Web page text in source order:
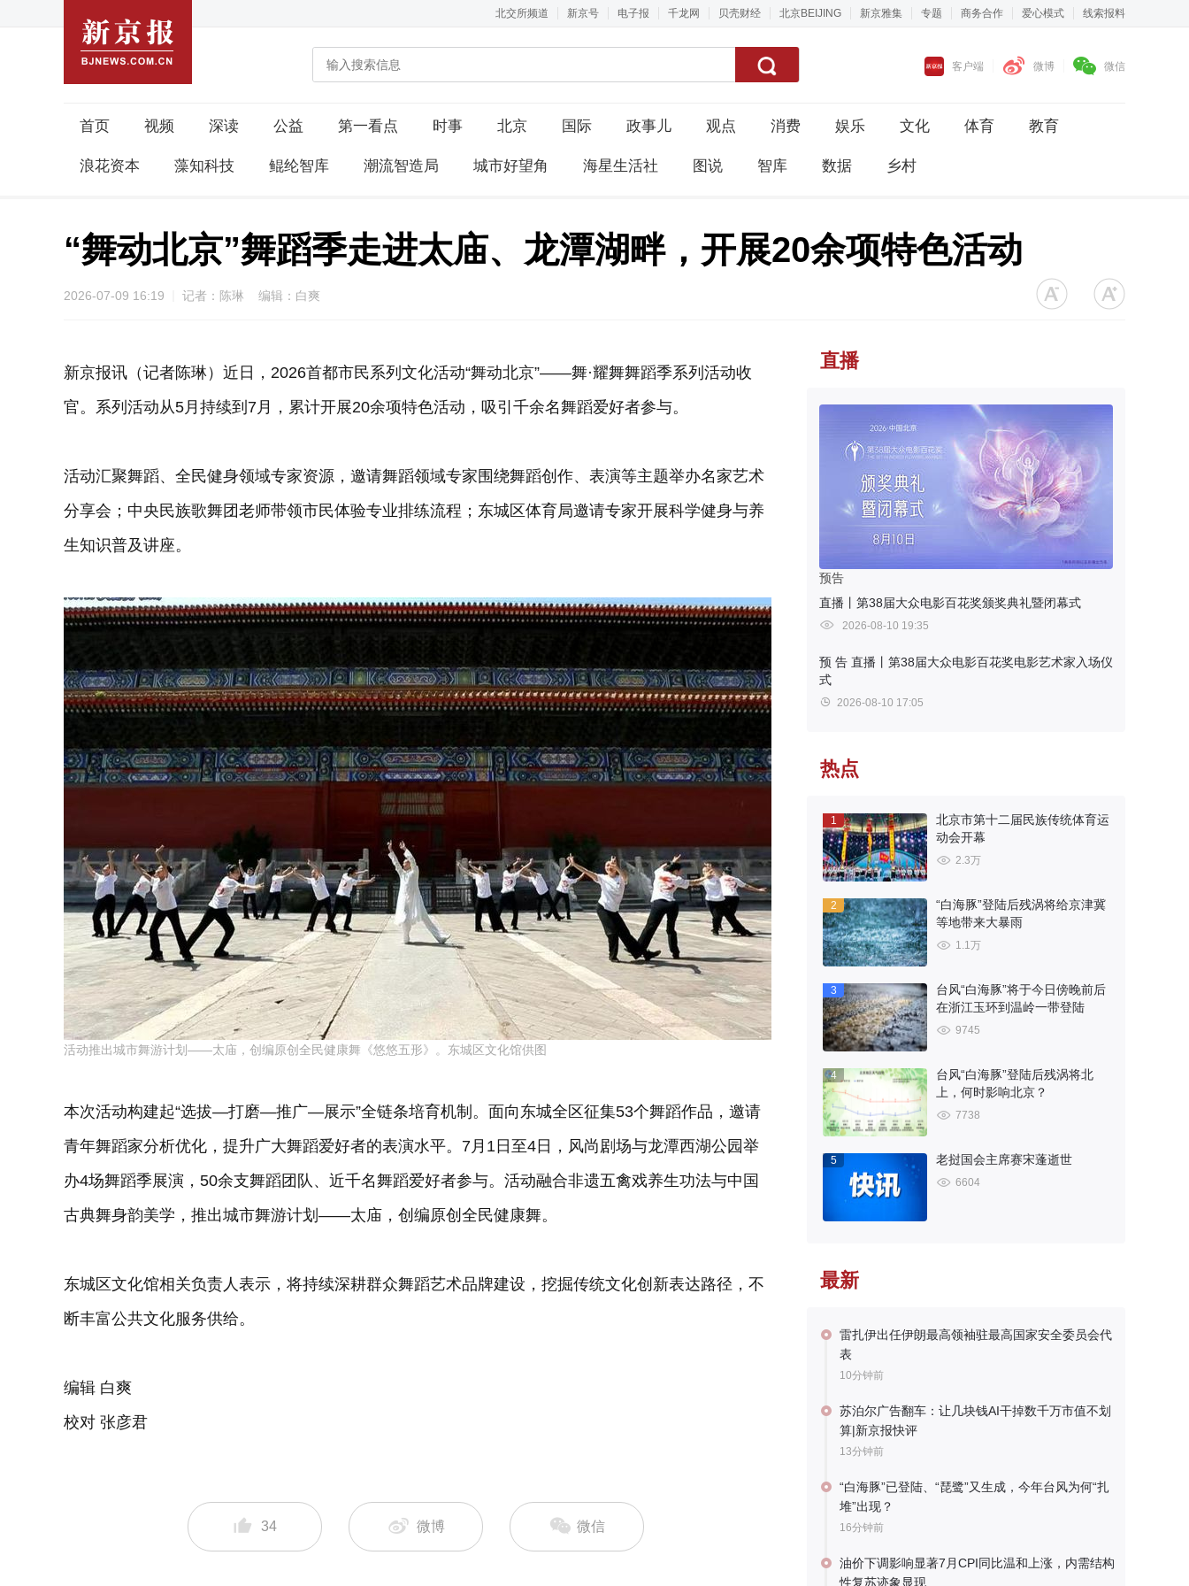
北交所频道 新京号 电子报 千龙网 贝壳财经 北京BEIJING 新京雅集 专题 商务合作 爱心模式 线索报料
客户端 微博 微信
首页 视频 深读 公益 第一看点 时事 北京 国际 政事儿 观点 消费 娱乐 文化 体育 教育
浪花资本 藻知科技 鲲纶智库 潮流智造局 城市好望角 海星生活社 图说 智库 数据 乡村
“舞动北京”舞蹈季走进太庙、龙潭湖畔，开展20余项特色活动
2026-07-09 16:19 记者：陈琳 编辑：白爽
新京报讯（记者陈琳）近日，2026首都市民系列文化活动“舞动北京”——舞·耀舞舞蹈季系列活动收
官。系列活动从5月持续到7月，累计开展20余项特色活动，吸引千余名舞蹈爱好者参与。
活动汇聚舞蹈、全民健身领域专家资源，邀请舞蹈领域专家围绕舞蹈创作、表演等主题举办名家艺术
分享会；中央民族歌舞团老师带领市民体验专业排练流程；东城区体育局邀请专家开展科学健身与养
生知识普及讲座。
活动推出城市舞游计划——太庙，创编原创全民健康舞《悠悠五形》。东城区文化馆供图
本次活动构建起“选拔—打磨—推广—展示”全链条培育机制。面向东城全区征集53个舞蹈作品，邀请
青年舞蹈家分析优化，提升广大舞蹈爱好者的表演水平。7月1日至4日，风尚剧场与龙潭西湖公园举
办4场舞蹈季展演，50余支舞蹈团队、近千名舞蹈爱好者参与。活动融合非遗五禽戏养生功法与中国
古典舞身韵美学，推出城市舞游计划——太庙，创编原创全民健康舞。
东城区文化馆相关负责人表示，将持续深耕群众舞蹈艺术品牌建设，挖掘传统文化创新表达路径，不
断丰富公共文化服务供给。
编辑 白爽
校对 张彦君
34 微博 微信
直播
预告
直播丨第38届大众电影百花奖颁奖典礼暨闭幕式
2026-08-10 19:35
预 告 直播丨第38届大众电影百花奖电影艺术家入场仪
式
2026-08-10 17:05
热点
1
北京市第十二届民族传统体育运
动会开幕
2.3万
2
“白海豚”登陆后残涡将给京津冀
等地带来大暴雨
1.1万
3
台风“白海豚”将于今日傍晚前后
在浙江玉环到温岭一带登陆
9745
4
台风“白海豚”登陆后残涡将北
上，何时影响北京？
7738
5 老挝国会主席赛宋蓬逝世
6604
最新
雷扎伊出任伊朗最高领袖驻最高国家安全委员会代
表
10分钟前
苏泊尔广告翻车：让几块钱AI干掉数千万市值不划
算|新京报快评
13分钟前
“白海豚”已登陆、“琵鹭”又生成，今年台风为何“扎
堆”出现？
16分钟前
油价下调影响显著7月CPI同比温和上涨，内需结构
性复苏迹象显现